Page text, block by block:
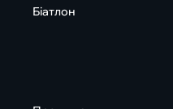
Біатлон